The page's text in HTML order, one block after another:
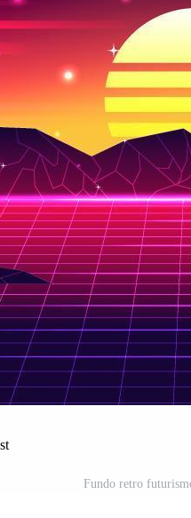
Fundo retro